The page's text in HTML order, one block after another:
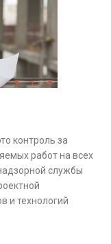
контроль за
работ на всех
службы
и технологий